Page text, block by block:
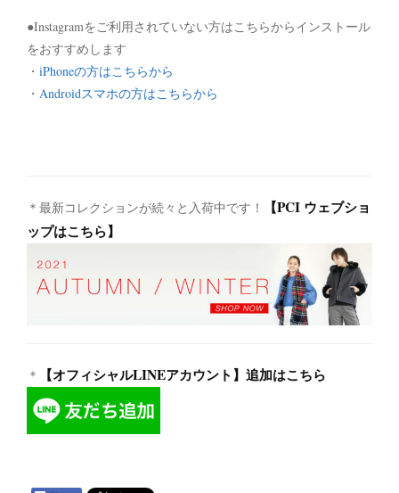
●Instagramをご利用されていない方はこちらからインストール
をおすすめします
・ iPhoneの方はこちらから
・ Androidスマホの方はこちらから
＊最新コレクションが続々と入荷中です！
【PCI ウェブショ
ップはこちら】
＊ 【オフィシャルLINEアカウント】追加はこちら